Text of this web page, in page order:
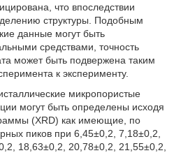
что впоследствии
структуры. Подобным
данные могут быть
средствами, точность
может быть подвержена таким
к эксперименту.
микропористые
могут быть определены исходя
(XRD) как имеющие, по
пиков при 6,45±0,2, 7,18±0,2,
18,63±0,2, 20,78±0,2, 21,55±0,2,